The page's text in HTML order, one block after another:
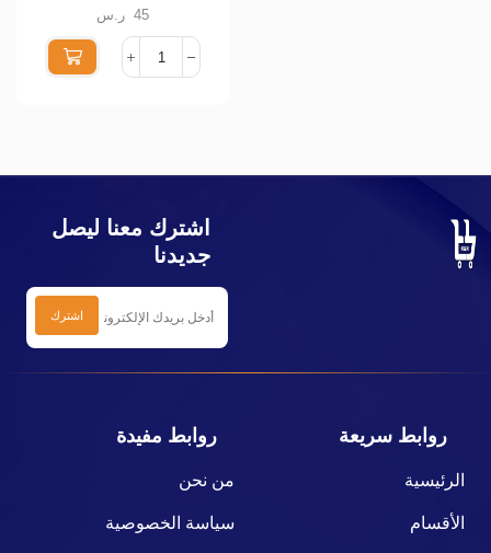
سم * 85 متر شد 645 ر.س
اشترك معنا ليصل
جديدنا
روابط سريعة
الرئيسية
الأقسام
روابط مفيدة
من نحن
سياسة الخصوصية